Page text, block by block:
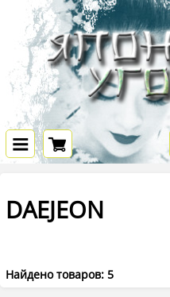
DAEJEON
Найдено товаров: 5